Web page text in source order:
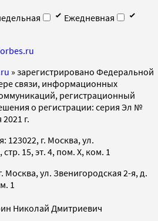
Ежедневная
» зарегистрировано Федеральной
связи, информационных
регистрационный
о регистрации: серия Эл №
г.
123022, г. Москва, ул.
15, эт. 4, пом. X, ком. 1
Москва, ул. Звенигородская 2-я, д.
1
Николай Дмитриевич